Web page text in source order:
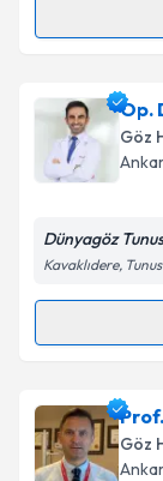
Op. Dr.
oluşturun.
takvim
Metni
Op.
Göz
Dünyagöz
Kavaklıdere,
Op. Dr.
oluşturun.
takvim
Göz